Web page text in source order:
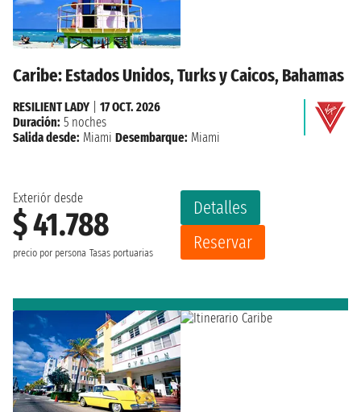
Caribe: Estados Unidos, Turks y Caicos, Bahamas
Exteriór desde
$ 41.788
precio por persona Tasas portuarias
Detalles
Reservar
RESILIENT LADY
17 OCT. 2026
Duración: 5 noches
Salida desde: Miami Desembarque: Miami